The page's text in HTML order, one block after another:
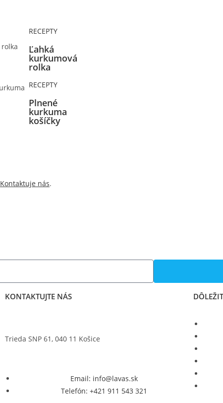
RECEPTY
Ľahká
kurkumová
rolka
RECEPTY
Plnené
kurkuma
košíčky
Kontaktuje nás.
KONTAKTUJTE NÁS
Trieda SNP 61, 040 11 Košice
Email: info@lavas.sk
Telefón: +421 911 543 321